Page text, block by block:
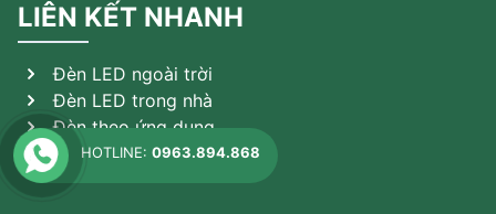
LIÊN KẾT NHANH
Đèn LED ngoài trời
Đèn LED trong nhà
Đèn theo ứng dụng
Sản phẩm khác
HOTLINE:0963.894.868